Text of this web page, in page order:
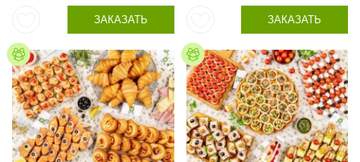
ЗАКАЗАТЬ ЗАКАЗАТЬ